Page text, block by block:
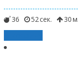
36 52 30